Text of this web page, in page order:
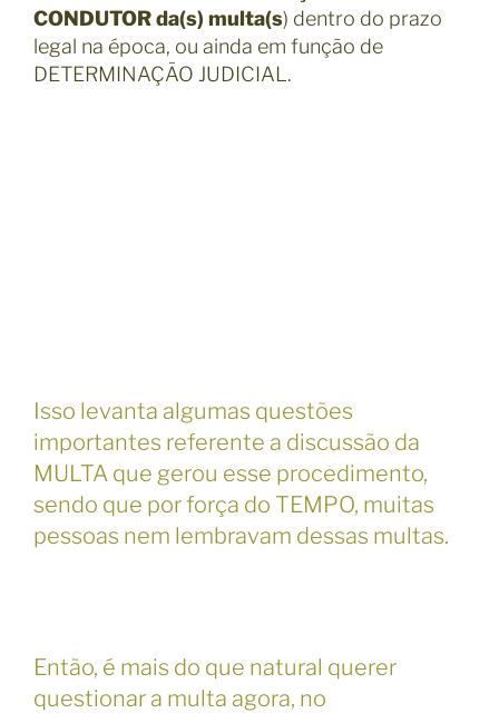
CONDUTOR da(s) multa(s) dentro do prazo
legal na época, ou ainda em função de
DETERMINAÇÃO JUDICIAL.
Isso levanta algumas questões
importantes referente a discussão da
MULTA que gerou esse procedimento,
sendo que por força do TEMPO, muitas
pessoas nem lembravam dessas multas.
Então, é mais do que natural querer
questionar a multa agora, no